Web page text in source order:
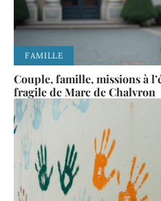
FAMILLE
Couple, famille, missions à
fragile de Marc de Chalvron